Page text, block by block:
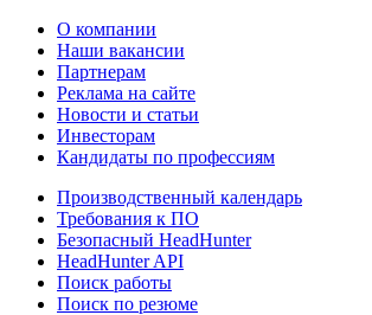
О компании
Наши вакансии
Партнерам
Реклама на сайте
Новости и статьи
Инвесторам
Кандидаты по профессиям
Производственный календарь
Требования к ПО
Безопасный HeadHunter
HeadHunter API
Поиск работы
Поиск по резюме